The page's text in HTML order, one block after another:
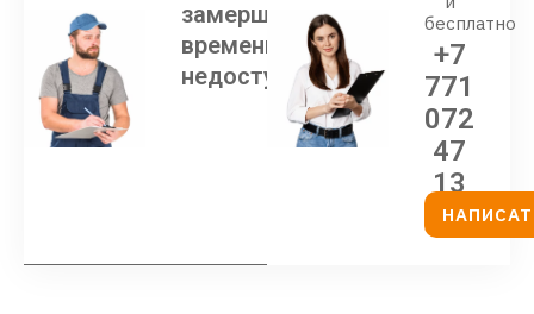
замерщика
временно
недоступен
бесплатно
+7
771
072
47
13